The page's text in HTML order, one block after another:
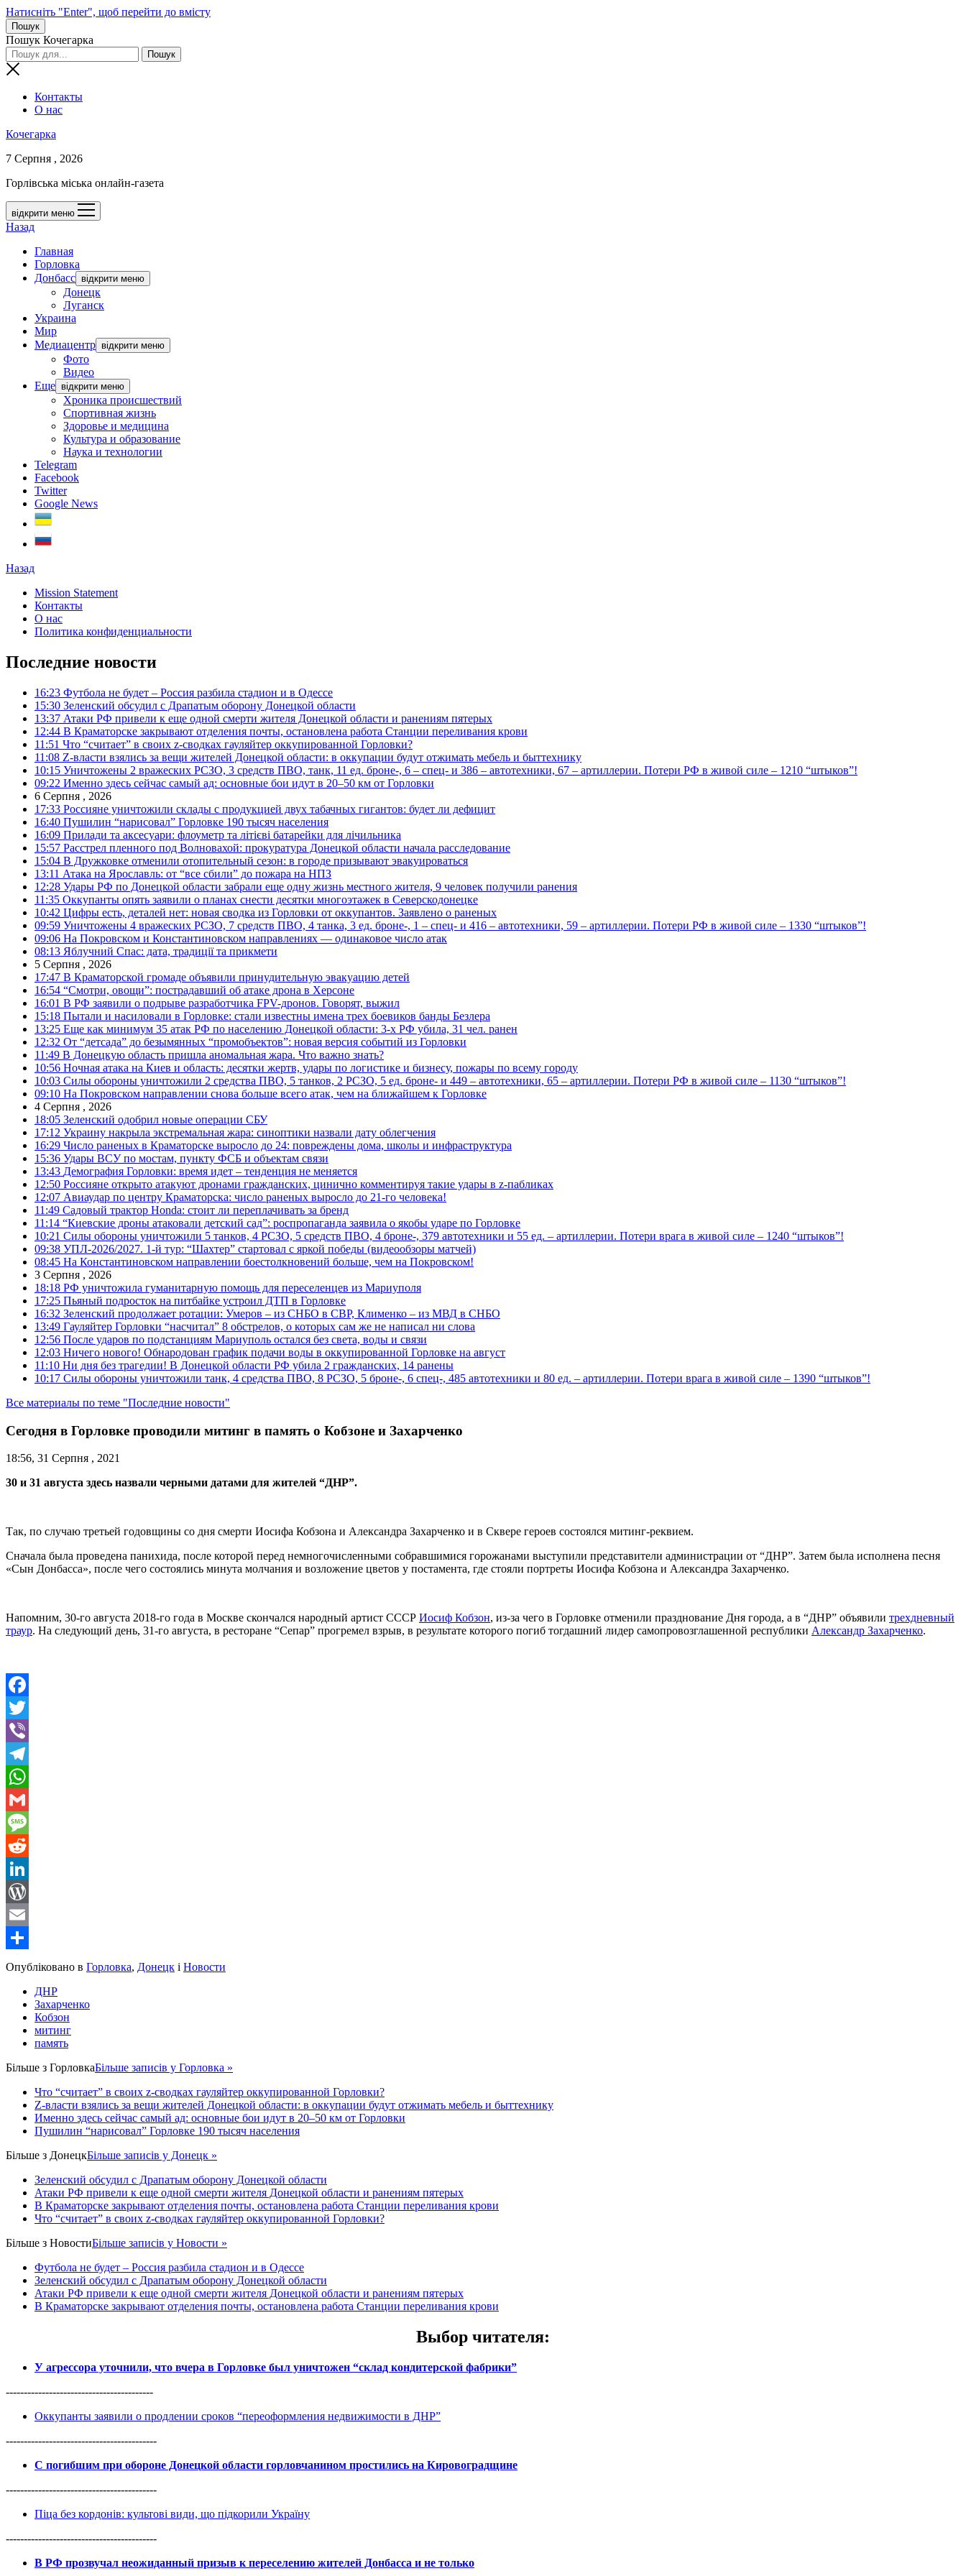
Натисніть "Enter", щоб перейти до вмісту
Пошук
Пошук Кочегарка
Контакты
О нас
Кочегарка
7 Серпня , 2026
Горлівська міська онлайн-газета
відкрити меню
Назад
Главная
Горловка
Донбасс відкрити меню
Донецк
Луганск
Украина
Мир
Медиацентр відкрити меню
Фото
Видео
Еще відкрити меню
Хроника происшествий
Спортивная жизнь
Здоровье и медицина
Культура и образование
Наука и технологии
Telegram
Facebook
Twitter
Google News
Назад
Mission Statement
Контакты
О нас
Политика конфиденциальности
Последние новости
16:23 Футбола не будет – Россия разбила стадион и в Одессе
15:30 Зеленский обсудил с Драпатым оборону Донецкой области
13:37 Атаки РФ привели к еще одной смерти жителя Донецкой области и ранениям пятерых
12:44 В Краматорске закрывают отделения почты, остановлена работа Станции переливания крови
11:51 Что “считает” в своих z-сводках гауляйтер оккупированной Горловки?
11:08 Z-власти взялись за вещи жителей Донецкой области: в оккупации будут отжимать мебель и быттехнику
10:15 Уничтожены 2 вражеских РСЗО, 3 средств ПВО, танк, 11 ед. броне-, 6 – спец- и 386 – автотехники, 67 – артиллерии. Потери РФ в живой силе – 1210 “штыков”!
09:22 Именно здесь сейчас самый ад: основные бои идут в 20–50 км от Горловки
6 Серпня , 2026
17:33 Россияне уничтожили склады с продукцией двух табачных гигантов: будет ли дефицит
16:40 Пушилин “нарисовал” Горловке 190 тысяч населения
16:09 Прилади та аксесуари: флоуметр та літієві батарейки для лічильника
15:57 Расстрел пленного под Волновахой: прокуратура Донецкой области начала расследование
15:04 В Дружковке отменили отопительный сезон: в городе призывают эвакуироваться
13:11 Атака на Ярославль: от “все сбили” до пожара на НПЗ
12:28 Удары РФ по Донецкой области забрали еще одну жизнь местного жителя, 9 человек получили ранения
11:35 Оккупанты опять заявили о планах снести десятки многоэтажек в Северскодонецке
10:42 Цифры есть, деталей нет: новая сводка из Горловки от оккупантов. Заявлено о раненых
09:59 Уничтожены 4 вражеских РСЗО, 7 средств ПВО, 4 танка, 3 ед. броне-, 1 – спец- и 416 – автотехники, 59 – артиллерии. Потери РФ в живой силе – 1330 “штыков”!
09:06 На Покровском и Константиновском направлениях — одинаковое число атак
08:13 Яблучний Спас: дата, традиції та прикмети
5 Серпня , 2026
17:47 В Краматорской громаде объявили принудительную эвакуацию детей
16:54 “Смотри, овощи”: пострадавший об атаке дрона в Херсоне
16:01 В РФ заявили о подрыве разработчика FPV-дронов. Говорят, выжил
15:18 Пытали и насиловали в Горловке: стали известны имена трех боевиков банды Безлера
13:25 Еще как минимум 35 атак РФ по населению Донецкой области: 3-х РФ убила, 31 чел. ранен
12:32 От “детсада” до безымянных “промобъектов”: новая версия событий из Горловки
11:49 В Донецкую область пришла аномальная жара. Что важно знать?
10:56 Ночная атака на Киев и область: десятки жертв, удары по логистике и бизнесу, пожары по всему городу
10:03 Силы обороны уничтожили 2 средства ПВО, 5 танков, 2 РСЗО, 5 ед. броне- и 449 – автотехники, 65 – артиллерии. Потери РФ в живой силе – 1130 “штыков”!
09:10 На Покровском направлении снова больше всего атак, чем на ближайшем к Горловке
4 Серпня , 2026
18:05 Зеленский одобрил новые операции СБУ
17:12 Украину накрыла экстремальная жара: синоптики назвали дату облегчения
16:29 Число раненых в Краматорске выросло до 24: повреждены дома, школы и инфраструктура
15:36 Удары ВСУ по мостам, пункту ФСБ и объектам связи
13:43 Демография Горловки: время идет – тенденция не меняется
12:50 Россияне открыто атакуют дронами гражданских, цинично комментируя такие удары в z-пабликах
12:07 Авиаудар по центру Краматорска: число раненых выросло до 21-го человека!
11:49 Садовый трактор Honda: стоит ли переплачивать за бренд
11:14 “Киевские дроны атаковали детский сад”: роспропаганда заявила о якобы ударе по Горловке
10:21 Силы обороны уничтожили 5 танков, 4 РСЗО, 5 средств ПВО, 4 броне-, 379 автотехники и 55 ед. – артиллерии. Потери врага в живой силе – 1240 “штыков”!
09:38 УПЛ-2026/2027. 1-й тур: “Шахтер” стартовал с яркой победы (видеообзоры матчей)
08:45 На Константиновском направлении боестолкновений больше, чем на Покровском!
3 Серпня , 2026
18:18 РФ уничтожила гуманитарную помощь для переселенцев из Мариуполя
17:25 Пьяный подросток на питбайке устроил ДТП в Горловке
16:32 Зеленский продолжает ротации: Умеров – из СНБО в СВР, Клименко – из МВД в СНБО
13:49 Гауляйтер Горловки “насчитал” 8 обстрелов, о которых сам же не написал ни слова
12:56 После ударов по подстанциям Мариуполь остался без света, воды и связи
12:03 Ничего нового! Обнародован график подачи воды в оккупированной Горловке на август
11:10 Ни дня без трагедии! В Донецкой области РФ убила 2 гражданских, 14 ранены
10:17 Силы обороны уничтожили танк, 4 средства ПВО, 8 РСЗО, 5 броне-, 6 спец-, 485 автотехники и 80 ед. – артиллерии. Потери врага в живой силе – 1390 “штыков”!
Все материалы по теме "Последние новости"
Сегодня в Горловке проводили митинг в память о Кобзоне и Захарченко
18:56, 31 Серпня , 2021
30 и 31 августа здесь назвали черными датами для жителей “ДНР”.
Так, по случаю третьей годовщины со дня смерти Иосифа Кобзона и Александра Захарченко и в Сквере героев состоялся митинг-реквием.
Сначала была проведена панихида, после которой перед немногочисленными собравшимися горожанами выступили представители администрации от “ДНР”. Затем была исполнена песня
«Сын Донбасса», после чего состоялись минута молчания и возложение цветов у постамента, где стояли портреты Иосифа Кобзона и Александра Захарченко.
Напомним, 30-го августа 2018-го года в Москве скончался народный артист СССР Иосиф Кобзон, из-за чего в Горловке отменили празднование Дня города, а в “ДНР” объявили трехдневный
траур. На следующий день, 31-го августа, в ресторане “Сепар” прогремел взрыв, в результате которого погиб тогдашний лидер самопровозглашенной республики Александр Захарченко.
Facebook
Twitter
Viber
Telegram
WhatsApp
Gmail
Message
Reddit
LinkedIn
WordPress
Email
Share
Опубліковано в Горловка, Донецк і Новости
ДНР
Захарченко
Кобзон
митинг
память
Більше з ГорловкаБільше записів у Горловка »
Что “считает” в своих z-сводках гауляйтер оккупированной Горловки?
Z-власти взялись за вещи жителей Донецкой области: в оккупации будут отжимать мебель и быттехнику
Именно здесь сейчас самый ад: основные бои идут в 20–50 км от Горловки
Пушилин “нарисовал” Горловке 190 тысяч населения
Більше з ДонецкБільше записів у Донецк »
Зеленский обсудил с Драпатым оборону Донецкой области
Атаки РФ привели к еще одной смерти жителя Донецкой области и ранениям пятерых
В Краматорске закрывают отделения почты, остановлена работа Станции переливания крови
Что “считает” в своих z-сводках гауляйтер оккупированной Горловки?
Більше з НовостиБільше записів у Новости »
Футбола не будет – Россия разбила стадион и в Одессе
Зеленский обсудил с Драпатым оборону Донецкой области
Атаки РФ привели к еще одной смерти жителя Донецкой области и ранениям пятерых
В Краматорске закрывают отделения почты, остановлена работа Станции переливания крови
Выбор читателя:
У агрессора уточнили, что вчера в Горловке был уничтожен “склад кондитерской фабрики”
-----------------------------------------
Оккупанты заявили о продлении сроков “переоформления недвижимости в ДНР”
------------------------------------------
С погибшим при обороне Донецкой области горловчанином простились на Кировоградщине
------------------------------------------
Піца без кордонів: культові види, що підкорили Україну
------------------------------------------
В РФ прозвучал неожиданный призыв к переселению жителей Донбасса и не только